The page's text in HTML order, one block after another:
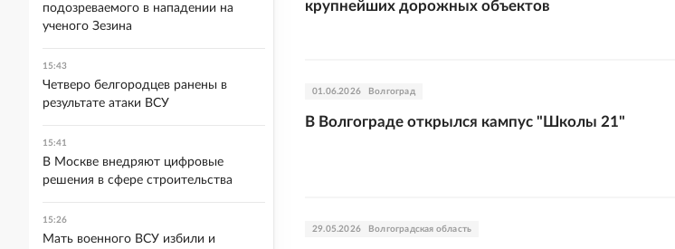
крупнейших дорожных объектов
01.06.2026 Волгоград
В Волгограде открылся кампус "Школы 21"
29.05.2026 Волгоградская область
подозреваемого в нападении на
ученого Зезина
15:43
Четверо белгородцев ранены в
результате атаки ВСУ
15:41
В Москве внедряют цифровые
решения в сфере строительства
15:26
Мать военного ВСУ избили и